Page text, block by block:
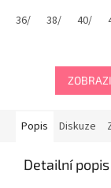
36/
38/ 40/
Popis Diskuze
Detailní